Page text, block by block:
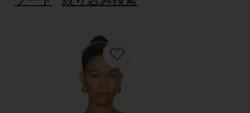
Favorite ZUCCHINI